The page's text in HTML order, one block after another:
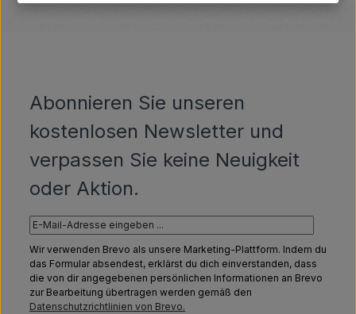
Abonnieren Sie unseren
kostenlosen Newsletter und
verpassen Sie keine Neuigkeit
oder Aktion.
Wir verwenden Brevo als unsere Marketing-Plattform. Indem du
das Formular absendest, erklärst du dich einverstanden, dass
die von dir angegebenen persönlichen Informationen an Brevo
zur Bearbeitung übertragen werden gemäß den
Datenschutzrichtlinien von Brevo.